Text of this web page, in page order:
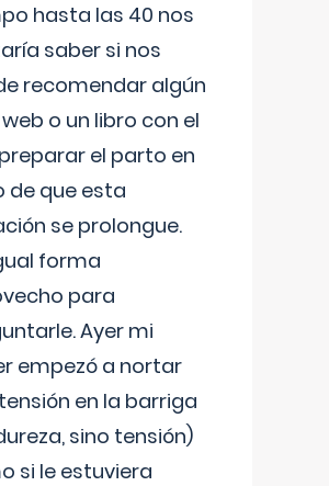
hasta las 40 nos
saber si nos
recomendar algún
o un libro con el
el parto en
de que esta
se prolongue.
forma
para
Ayer mi
empezó a nortar
en la barriga
sino tensión)
si le estuviera